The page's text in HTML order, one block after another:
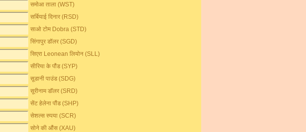
समोआ ताला (WST)
सर्बियाई दिनार (RSD)
साओ टोम Dobra (STD)
सिंगापुर डॉलर (SGD)
सिएरा Leonean लियोन (SLL)
सीरिया के पौंड (SYP)
सूडानी पाउंड (SDG)
सूरीनाम डॉलर (SRD)
सेंट हेलेना पौंड (SHP)
सेशल्स रुपया (SCR)
सोने की औंस (XAU)